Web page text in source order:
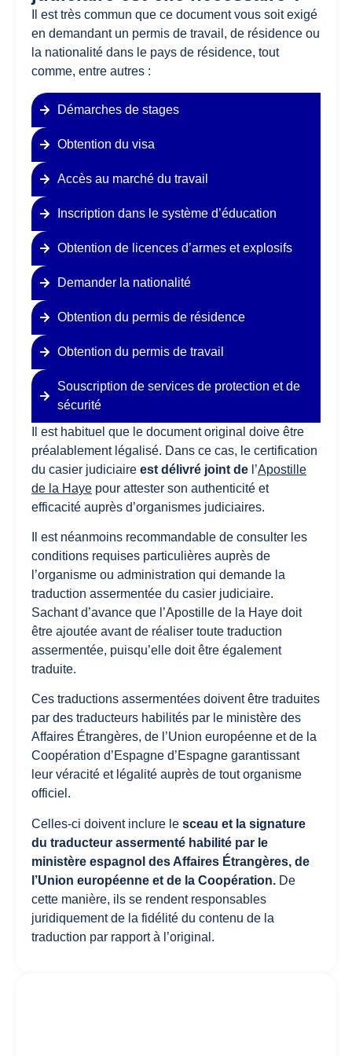
Il est très commun que ce document vous soit exigé
en demandant un permis de travail, de résidence ou
la nationalité dans le pays de résidence, tout
comme, entre autres :
Démarches de stages
Obtention du visa
Accès au marché du travail
Inscription dans le système d’éducation
Obtention de licences d’armes et explosifs
Demander la nationalité
Obtention du permis de résidence
Obtention du permis de travail
Souscription de services de protection et de
sécurité
Il est habituel que le document original doive être
préalablement légalisé. Dans ce cas, le certification
du casier judiciaire est délivré joint de l’Apostille
de la Haye pour attester son authenticité et
efficacité auprès d’organismes judiciaires.
Il est néanmoins recommandable de consulter les
conditions requises particulières auprès de
l’organisme ou administration qui demande la
traduction assermentée du casier judiciaire.
Sachant d’avance que l’Apostille de la Haye doit
être ajoutée avant de réaliser toute traduction
assermentée, puisqu’elle doit être également
traduite.
Ces traductions assermentées doivent être traduites
par des traducteurs habilités par le ministère des
Affaires Étrangères, de l’Union européenne et de la
Coopération d’Espagne d’Espagne garantissant
leur véracité et légalité auprès de tout organisme
officiel.
Celles-ci doivent inclure le sceau et la signature
du traducteur assermenté habilité par le
ministère espagnol des Affaires Étrangères, de
l’Union européenne et de la Coopération. De
cette manière, ils se rendent responsables
juridiquement de la fidélité du contenu de la
traduction par rapport à l’original.